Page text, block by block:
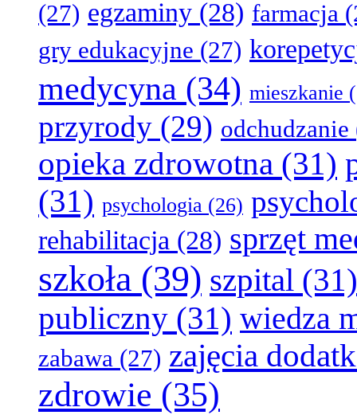
(27) egzaminy (28) farmacja
gry edukacyjne (27)
medycyna (34) mieszkanie
przyrody (29) odchudzanie
opieka zdrowotna (31)
(31) psychologia (26)
rehabilitacja (28) sprzęt
szkoła (39) szpital (31)
publiczny (31) wiedza
zabawa (27) zajęcia
zdrowie (35)